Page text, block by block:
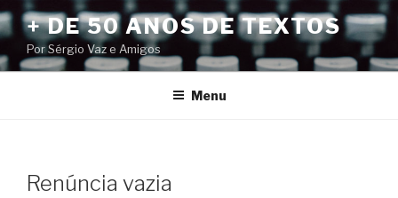
Pular
para
o
conteúdo
+ DE 50 ANOS DE TEXTOS
Por Sérgio Vaz e Amigos
Menu
Renúncia vazia